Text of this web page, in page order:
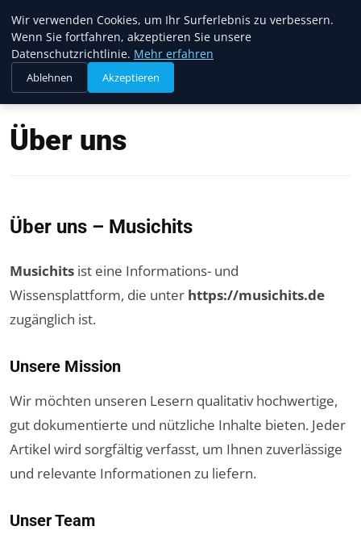
Musichits
Über uns
Über uns – Musichits
Musichits ist eine Informations- und
Wissensplattform, die unter https://musichits.de
zugänglich ist.
Unsere Mission
Wir möchten unseren Lesern qualitativ hochwertige,
gut dokumentierte und nützliche Inhalte bieten. Jeder
Artikel wird sorgfältig verfasst, um Ihnen zuverlässige
und relevante Informationen zu liefern.
Unser Team
Wir verwenden Cookies, um Ihr Surferlebnis zu verbessern.
Wenn Sie fortfahren, akzeptieren Sie unsere
Datenschutzrichtlinie. Mehr erfahren
Ablehnen Akzeptieren